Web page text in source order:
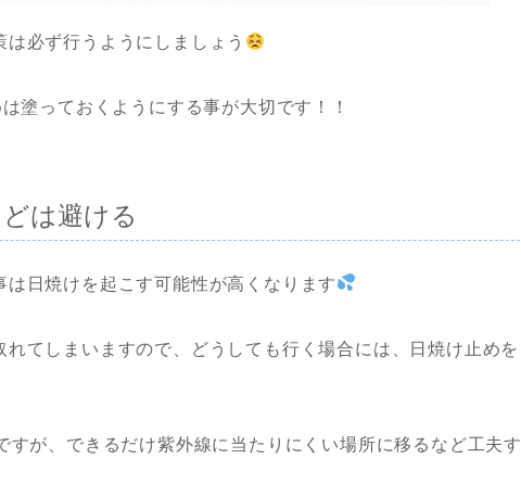
必ず行うようにしましょう
塗っておくようにする事が大切です！！
は避ける
日焼けを起こす可能性が高くなります
てしまいますので、どうしても行く場合には、日焼け止めを
すが、できるだけ紫外線に当たりにくい場所に移るなど工夫す